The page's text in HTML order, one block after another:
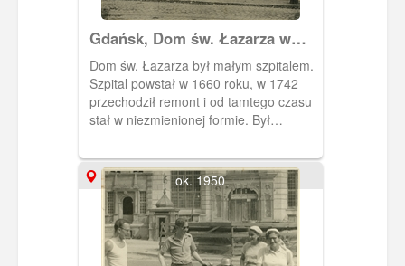
Gdańsk, Dom św. Łazarza w
Oliwie
Dom św. Łazarza był małym szpitalem.
Szpital powstał w 1660 roku, w 1742
przechodził remont i od tamtego czasu
stał w niezmienionej formie. Był
pokoi i 4-spadowy dach, kilka obrazów z
XVII-XVIII wieku. Do jego budowy użyto
cegieł ze średniowiecznego szpitala
stojącego w tym miejscu.
ok. 1950